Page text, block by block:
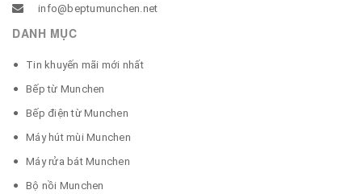
info@beptumunchen.net
DANH MỤC
Tin khuyến mãi mới nhất
Bếp từ Munchen
Bếp điện từ Munchen
Máy hút mùi Munchen
Máy rửa bát Munchen
Bộ nồi Munchen